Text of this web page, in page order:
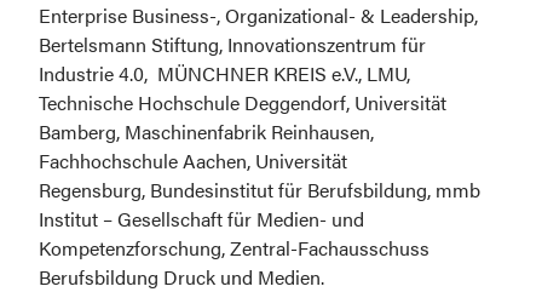
Enterprise Business-, Organizational- & Leadership,
Bertelsmann Stiftung, Innovationszentrum für
Industrie 4.0,  MÜNCHNER KREIS e.V., LMU,
Technische Hochschule Deggendorf, Universität
Bamberg, Maschinenfabrik Reinhausen,
Fachhochschule Aachen, Universität
Regensburg, Bundesinstitut für Berufsbildung, mmb
Institut – Gesellschaft für Medien- und
Kompetenzforschung, Zentral-Fachausschuss
Berufsbildung Druck und Medien.